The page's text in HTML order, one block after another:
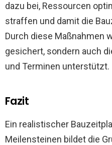
dazu bei, Ressourcen
straffen und damit die
Durch diese Maßnahmen
gesichert, sondern auch
und Terminen unterstützt.
Fazit
Ein realistischer
Meilensteinen bildet die